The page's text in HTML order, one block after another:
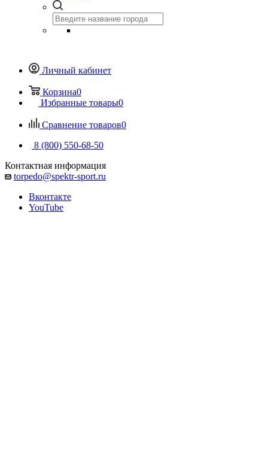
Личный кабинет
Корзина0
Избранные товары0
Сравнение товаров0
8 (800) 550-68-50
Контактная информация
torpedo@spektr-sport.ru
Вконтакте
YouTube